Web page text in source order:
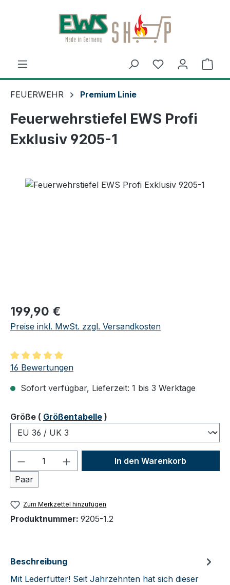
Zum Hauptinhalt springen
FEUERWEHR Premium Linie
Feuerwehrstiefel EWS Profi
Exklusiv 9205-1
Regulärer Preis:
199,90 €
Preise inkl. MwSt. zzgl. Versandkosten
Durchschnittliche Bewertung von 5 von 5 Sternen
16 Bewertungen
Sofort verfügbar, Lieferzeit: 1 bis 3 Werktage
Größeauswählen
( Größentabelle )
Produkt Anzahl: Gib den
Paar
In den Warenkorb
Zum Merkzettel hinzufügen
Produktnummer: 9205-1.2
Beschreibung
Mit Lederfutter! Seit Jahrzehnten hat sich dieser